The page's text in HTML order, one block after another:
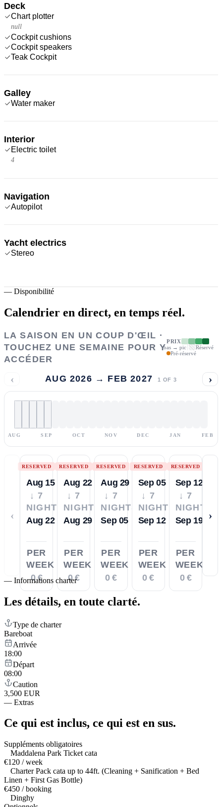
Deck
Chart plotter
null
Cockpit cushions
Cockpit speakers
Teak Cockpit
Galley
Water maker
Interior
Electric toilet
4
Navigation
Autopilot
Yacht electrics
Stereo
— Disponibilité
Calendrier en direct, en temps réel.
LA SAISON EN UN COUP D'ŒIL ·
TOUCHEZ UNE SEMAINE POUR Y
ACCÉDER
PRIX
bas → pic
Réservé
Pré-réservé
‹ AUG 2026 → FEB 2027 1 OF 3 ›
AUG SEP OCT NOV DEC JAN FEB
‹
RESERVED
Aug 15
↓ 7
NIGHTS
Aug 22
PER
WEEK
0 €
RESERVED
Aug 22
↓ 7
NIGHTS
Aug 29
PER
WEEK
0 €
RESERVED
Aug 29
↓ 7
NIGHTS
Sep 05
PER
WEEK
0 €
RESERVED
Sep 05
↓ 7
NIGHTS
Sep 12
PER
WEEK
0 €
RESERVED
Sep 12
↓ 7
NIGHTS
Sep 19
PER
WEEK
0 €
›
— Informations charter
Les détails, en toute clarté.
Type de charter
Bareboat
Arrivée
18:00
Départ
08:00
Caution
3,500 EUR
— Extras
Ce qui est inclus, ce qui est en sus.
Suppléments obligatoires
Maddalena Park Ticket cata
€120 / week
Charter Pack cata up to 44ft. (Cleaning + Sanification + Bed
Linen + First Gas Bottle)
€450 / booking
Dinghy